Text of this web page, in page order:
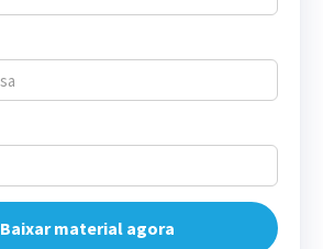
Baixar material agora